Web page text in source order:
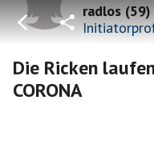
radlos(59)
Die Ricken
CORONA